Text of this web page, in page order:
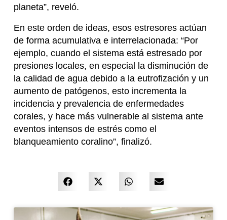
planeta”, reveló.
En este orden de ideas, esos estresores actúan
de forma acumulativa e interrelacionada: “Por
ejemplo, cuando el sistema está estresado por
presiones locales, en especial la disminución de
la calidad de agua debido a la eutrofización y un
aumento de patógenos, esto incrementa la
incidencia y prevalencia de enfermedades
corales, y hace más vulnerable al sistema ante
eventos intensos de estrés como el
blanqueamiento coralino”, finalizó.